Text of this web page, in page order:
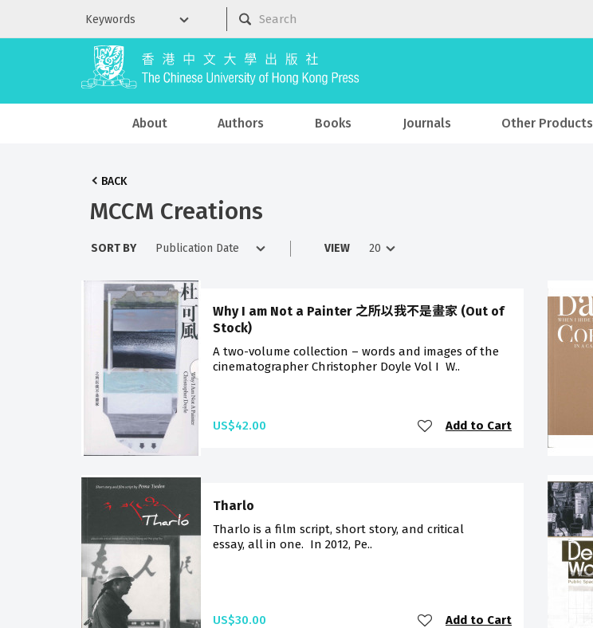
About Authors Books Journals Other Products
BACK
MCCM Creations
SORT BY VIEW
Why I am Not a Painter 之所以我不是畫家 (Out of
Stock)
A two-volume collection – words and images of the
cinematographer Christopher Doyle Vol I W..
US$42.00 Add to Cart
Tharlo
Tharlo is a film script, short story, and critical
essay, all in one. In 2012, Pe..
US$30.00 Add to Cart